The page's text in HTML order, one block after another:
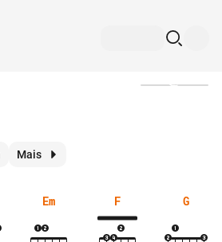
Mais
Em F G